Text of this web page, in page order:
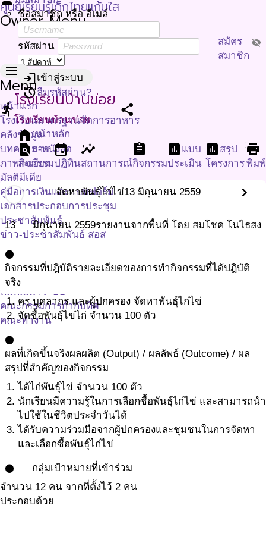
ศูนย์เรียนรู้เด็กไทยแก้มใส
Owner Menu
ชื่อสมาชิก หรือ อีเมล์
รหัสผ่าน visibility_off
loginเข้าสู่ระบบ
restoreลืมรหัสผ่าน?
สมัคร
สมาชิก
menu
Menu
หน้าแรก
โรงเรียนมาตรฐานจัดการอาหาร
คลังข้อมูล
บทความ-หนังสือ
ภาพกิจกรรม
มัลติมีเดีย
คู่มือการเงินและแบบฟอร์ม
เอกสารประกอบการประชุม
ประชาสัมพันธ์
ข่าว-ประชาสัมพันธ์ สอส
ภาคี บอกข่าว
เกี่ยวกับเรา
ถาม-ตอบ
ทีมพัฒนาระบบ
คณะกรรมการกำกับทิศ
คณะทำงาน
ติดค่อ ศูนย์ประสานงานเด็กไทยแก้มใส
ติดต่อ โรงเรียนศูนย์เรียนรู้ฯ
ลิ้งค์ที่เกี่ยวข้อง
directions_runโรงเรียนบ้านข่อย
โรงเรียนบ้านข่อย
share
homeหน้าหลัก
find_in_pageราย
ละเอียด
event
ปฏิทิน
insights
สถานการณ์
assignment
กิจกรรม
assessment แบบ
ประเมิน
assessment สรุป
โครงการ
print
พิมพ์
จัดหาพันธุ์ไก่ไข่13 มิถุนายน 2559 chevron_right
13 มิถุนายน 2559รายงานจากพื้นที่ โดย สมโชค โนไธสง
circle
กิจกรรมที่ปฎิบัติรายละเอียดของการทำกิจกรรมที่ได้ปฎิบัติ
จริง
ครุ บุคลากร และผู้ปกครอง จัดหาพันธุ์ไก่ไข่
จัดซื้อพันธุ์ไข่ไก่ จำนวน 100 ตัว
circle
ผลที่เกิดขึ้นจริงผลผลิต (Output) / ผลลัพธ์ (Outcome) / ผล
สรุปที่สำคัญของกิจกรรม
ได้ไก่พันธุ์ไข่ จำนวน 100 ตัว
นักเรียนมีความรู้ในการเลือกซื้อพันธุ์ไก่ไข่ และสามารถนำ
ไปใช้ในชีวิตประจำวันได้
ได้รับความร่วมมือจากผู้ปกครองและชุมชนในการจัดหา
และเลือกซื้อพันธุ์ไก่ไข่
circle
กลุ่มเป้าหมายที่เข้าร่วม
จำนวน 12 คน จากที่ตั้งไว้ 2 คน
ประกอบด้วย